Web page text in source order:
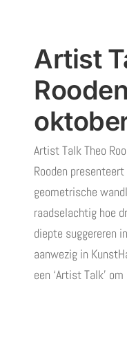
Artist
Artist Talk Theo
Rooden
geometrische
raadselachtig hoe
diepte suggereren
aanwezig in
een ‘Artist Talk’